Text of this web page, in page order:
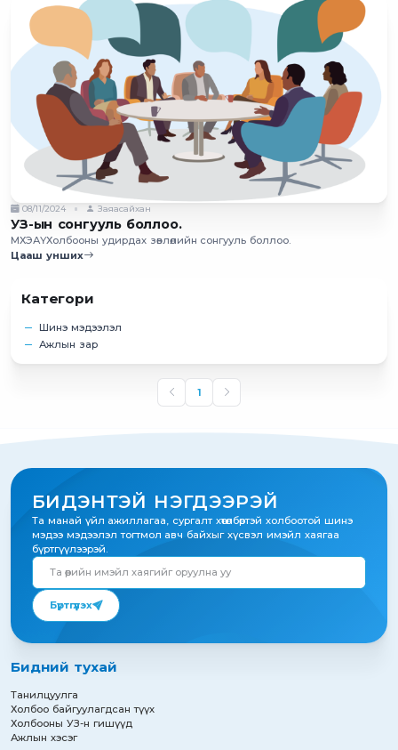
08/11/2024 Заяасайхан
УЗ-ын сонгууль боллоо.
МХЭАҮХолбооны удирдах зөвлөлийн сонгууль боллоо.
Цааш унших
Категори
Шинэ мэдээлэл
Ажлын зар
1
БИДЭНТЭЙ НЭГДЭЭРЭЙ
Та манай үйл ажиллагаа, сургалт хөтөлбөртэй холбоотой шинэ
мэдээ мэдээлэл тогтмол авч байхыг хүсвэл имэйл хаягаа
бүртгүүлээрэй.
Бүртгүүлэх
Бидний тухай
Танилцуулга
Холбоо байгуулагдсан түүх
Холбооны УЗ-н гишүүд
Ажлын хэсэг